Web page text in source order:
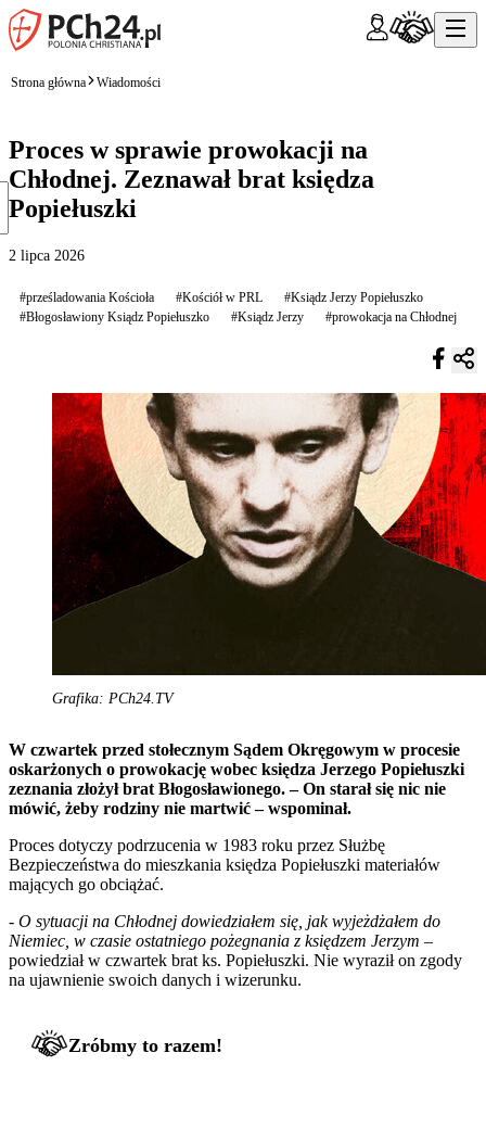
Strona główna Wiadomości
Proces w sprawie prowokacji na
Chłodnej. Zeznawał brat księdza
Popiełuszki
2 lipca 2026
#prześladowania Kościoła #Kościół w PRL
#Ksiądz Jerzy Popiełuszko
#Błogosławiony Ksiądz Popiełuszko
#Ksiądz Jerzy #prowokacja na Chłodnej
Grafika: PCh24.TV
W czwartek przed stołecznym Sądem Okręgowym w procesie
oskarżonych o prowokację wobec księdza Jerzego Popiełuszki
zeznania złożył brat Błogosławionego. – On starał się nic nie
mówić, żeby rodziny nie martwić – wspominał.
Proces dotyczy podrzucenia w 1983 roku przez Służbę
Bezpieczeństwa do mieszkania księdza Popiełuszki materiałów
mających go obciążać.
- O sytuacji na Chłodnej dowiedziałem się, jak wyjeżdżałem do
Niemiec, w czasie ostatniego pożegnania z księdzem Jerzym –
powiedział w czwartek brat ks. Popiełuszki. Nie wyraził on zgody
na ujawnienie swoich danych i wizerunku.
Zróbmy to razem!